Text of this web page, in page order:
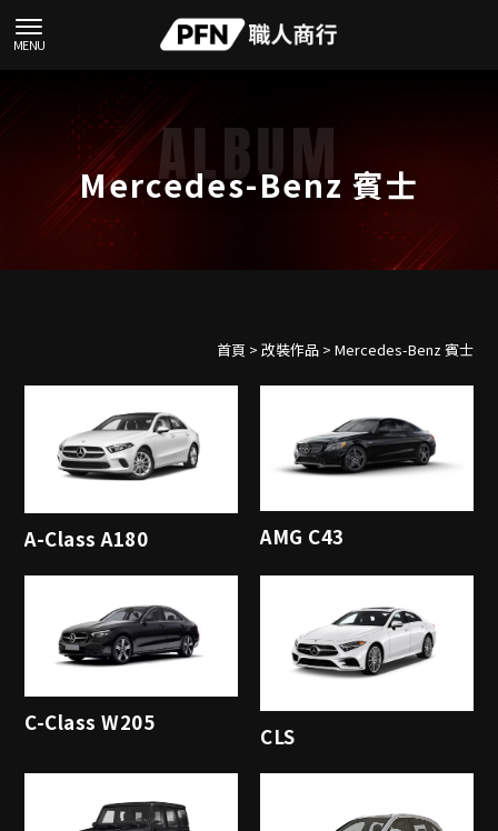
Mercedes-Benz 賓士
首頁 > 改裝作品> Mercedes-Benz 賓士
A-Class A180 AMG C43
C-Class W205
CLS